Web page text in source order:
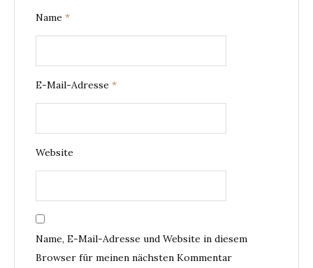
Name *
E-Mail-Adresse *
Website
Name, E-Mail-Adresse und Website in diesem
Browser für meinen nächsten Kommentar